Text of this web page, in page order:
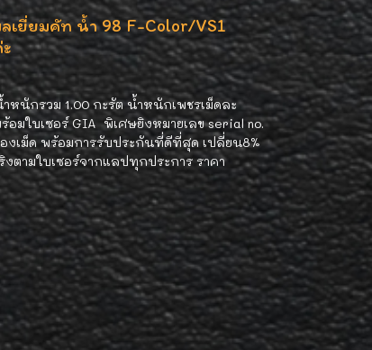
ลเยี่ยมคัท น้ำ 98 F-Color/VS1
ำหนักรวม 1.00 กะรัต น้ำหนักเพชรเม็ดละ
อมใบเซอร์ GIA พิเศษยิงหมายเลข serial no.
เม็ด พร้อมการรับประกันที่ดีที่สุด เปลี่ยน8%
ตามใบเซอร์จากแลปทุกประการ ราคา